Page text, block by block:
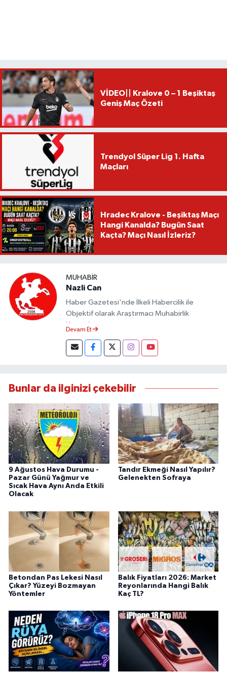
VİDEO|| Kralove 0 – 1 Beşiktaş
Geniş Maç Özeti
Trendyol Süper Lig 1. Hafta
Maçları
Hradec Kralove - Beşiktaş Maçı
Hangi Kanalda? Bugün Saat
Kaçta? Maçı Nasıl İzleriz?
MUHABIR
Nazli Can
Haber Gazetesi'nde İlkeli Habercilik ile
Objektif olarak Araştırmacı Muhabirlik
Yapmaktayım.
Devam Et
Bunlar da ilginizi çekebilir
9 Ağustos Hava Durumu -
Pazar Günü Yağmur ve
Sıcak Hava Aynı Anda Etkili
Olacak
Tandır Ekmeği Nasıl Yapılır?
Gelenekten Sofraya
Betondan Pas Lekesi Nasıl
Çıkar? Yüzeyi Bozmayan
Yöntemler
Balık Fiyatları 2026: Market
Reyonlarında Hangi Balık
Kaç TL?